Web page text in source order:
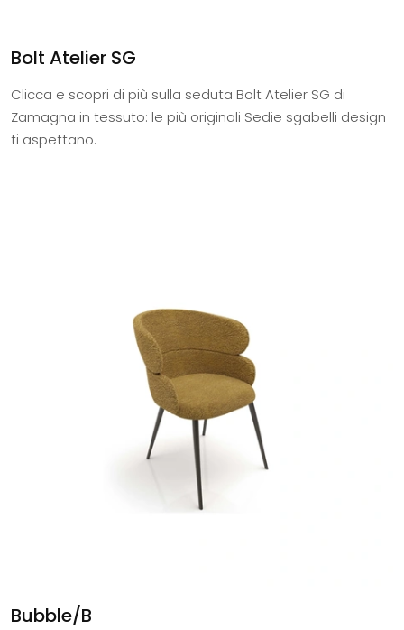
Bolt Atelier SG
Clicca e scopri di più sulla seduta Bolt Atelier SG di
Zamagna in tessuto: le più originali Sedie sgabelli design
ti aspettano.
Bubble/B